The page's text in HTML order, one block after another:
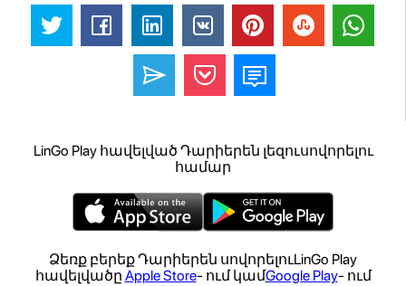
LinGo Play հավելված Դարիերեն լեզուսովորելու
համար
Ձեռք բերեք Դարիերեն սովորելուLinGo Play
հավելվածը Apple Store- ում կամGoogle Play- ում